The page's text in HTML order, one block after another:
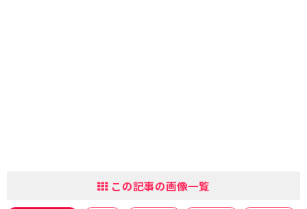
この記事の画像一覧